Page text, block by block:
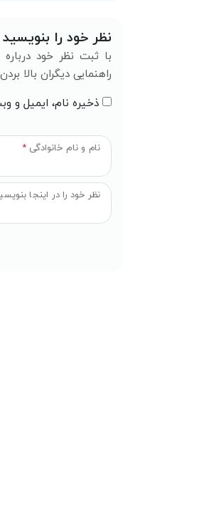
نظر خود را بنویسید
با ثبت نظر خود
راهنمایی دیگران بالا
نظر خود را در اینجا
نام و نام خانوادگی *
ذخیره نام، ایمیل و